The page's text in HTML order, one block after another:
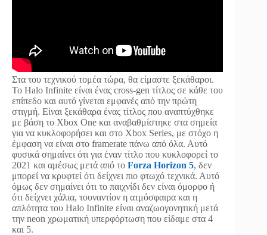
Στα του τεχνικού τομέα τώρα, θα είμαστε ξεκάθαροι.
Το Halo Infinite είναι ένας cross-gen τίτλος σε κάθε του
επίπεδο και αυτό γίνεται εμφανές από την πρώτη
στιγμή. Είναι ξεκάθαρα ένας τίτλος που αναπτύχθηκε
με βάση το Xbox One και αναβαθμίστηκε στα σημεία
για να κυκλοφορήσει και στο Xbox Series, με στόχο η
έμφαση να είναι στο framerate πάνω από όλα. Αυτό
φυσικά σημαίνει ότι για έναν τίτλο που κυκλοφορεί το
2021 και αμέσως μετά από το Forza Horizon 5, δεν
μπορεί να κρυφτεί ότι δείχνει πιο φτωχό τεχνικά. Αυτό
όμως δεν σημαίνει ότι το παιχνίδι δεν είναι όμορφο ή
ότι δείχνει χάλια, τουναντίον η ατμόσφαιρα και η
απλότητα του Halo Infinite είναι αναζωογονητική μετά
την neon χρωματική υπερφόρτωση που είδαμε στα 4
και 5.